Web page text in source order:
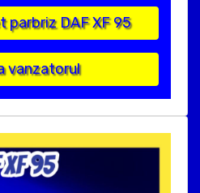
DAF XF 95
vanzatorul